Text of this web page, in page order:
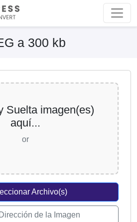
a 300 kb
Suelta imagen(es)
aquí...
or
Archivo(s)
de la Imagen